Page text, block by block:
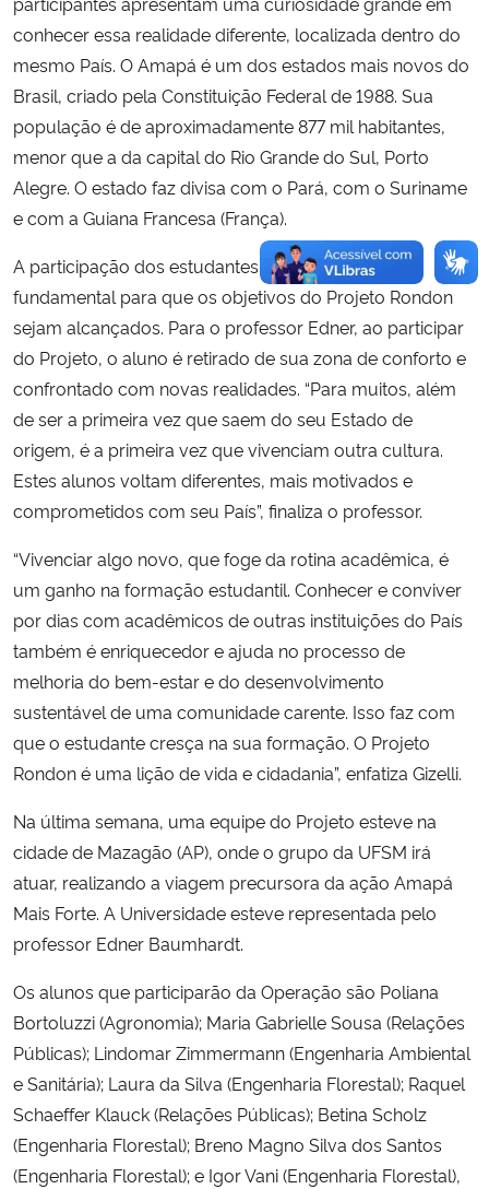
conhecer essa realidade diferente, localizada dentro do
mesmo País. O Amapá é um dos estados mais novos do
Brasil, criado pela Constituição Federal de 1988. Sua
população é de aproximadamente 877 mil habitantes,
menor que a da capital do Rio Grande do Sul, Porto
Alegre. O estado faz divisa com o Pará, com o Suriname
e com a Guiana Francesa (França).
A participação dos estudantes na ação é algo
fundamental para que os objetivos do Projeto Rondon
sejam alcançados. Para o professor Edner, ao participar
do Projeto, o aluno é retirado de sua zona de conforto e
confrontado com novas realidades. “Para muitos, além
de ser a primeira vez que saem do seu Estado de
origem, é a primeira vez que vivenciam outra cultura.
Estes alunos voltam diferentes, mais motivados e
comprometidos com seu País”, finaliza o professor.
“Vivenciar algo novo, que foge da rotina acadêmica, é
um ganho na formação estudantil. Conhecer e conviver
por dias com acadêmicos de outras instituições do País
também é enriquecedor e ajuda no processo de
melhoria do bem-estar e do desenvolvimento
sustentável de uma comunidade carente. Isso faz com
que o estudante cresça na sua formação. O Projeto
Rondon é uma lição de vida e cidadania”, enfatiza Gizelli.
Na última semana, uma equipe do Projeto esteve na
cidade de Mazagão (AP), onde o grupo da UFSM irá
atuar, realizando a viagem precursora da ação Amapá
Mais Forte. A Universidade esteve representada pelo
professor Edner Baumhardt.
Os alunos que participarão da Operação são Poliana
Bortoluzzi (Agronomia); Maria Gabrielle Sousa (Relações
Públicas); Lindomar Zimmermann (Engenharia Ambiental
e Sanitária); Laura da Silva (Engenharia Florestal); Raquel
Schaeffer Klauck (Relações Públicas); Betina Scholz
(Engenharia Florestal); Breno Magno Silva dos Santos
(Engenharia Florestal); e Igor Vani (Engenharia Florestal),